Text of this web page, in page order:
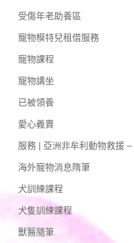
受傷年老助養區
寵物模特兒租借服務
寵物課程
寵物講坐
已被領養
愛心義賣
服務 | 亞洲非牟利動物救援
海外寵物消息隋筆
犬訓練課程
犬隻訓練課程
獸醫隨筆